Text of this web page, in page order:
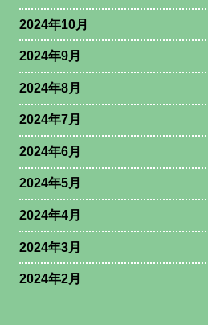
2024年10月
2024年9月
2024年8月
2024年7月
2024年6月
2024年5月
2024年4月
2024年3月
2024年2月